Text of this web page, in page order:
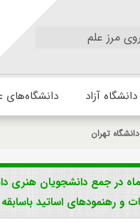
مرز علم
دانشگاه آزاد دانشگاه‌های
دانشگاه تهران
در جمع دانشجویان هنری
و رهنمودهای اساتید